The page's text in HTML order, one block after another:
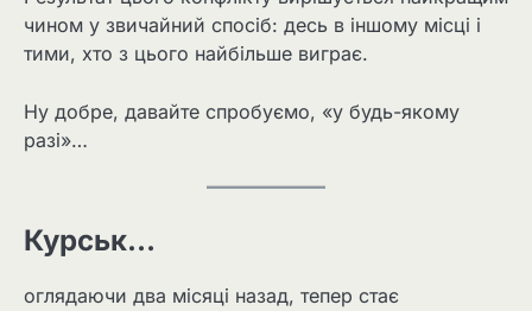
чином у звичайний спосіб: десь в іншому місці і
тими, хто з цього найбільше виграє.
Ну добре, давайте спробуємо, «у будь-якому
разі»…
Курськ…
оглядаючи два місяці назад, тепер стає